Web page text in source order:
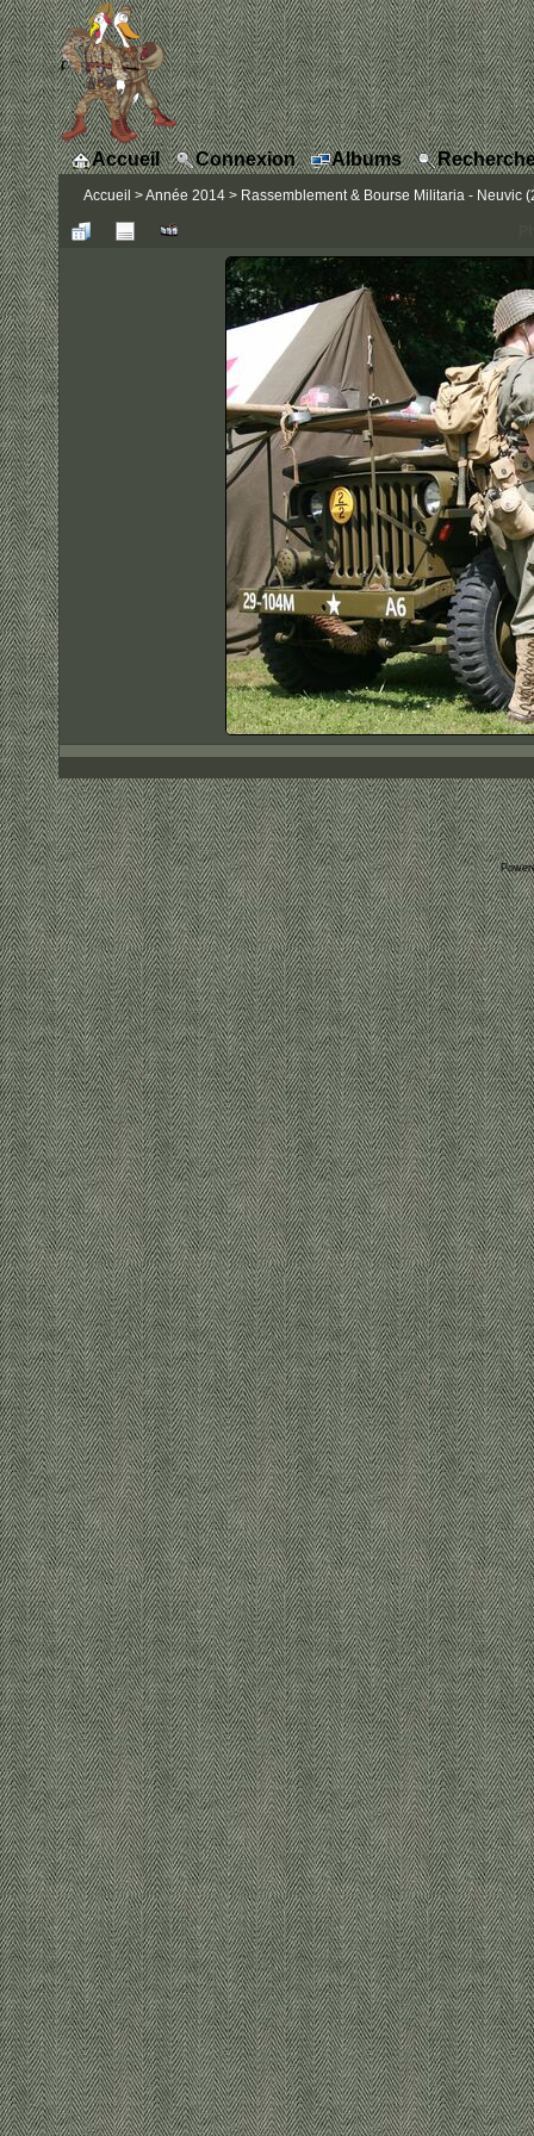
Accueil Connexion Albums
Accueil >Année 2014 > Rassemblement & Bourse Militaria - Neuvic